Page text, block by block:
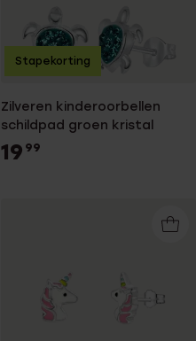
Zilveren kinderoorbellen
schildpad groen kristal
19 99
Stapekorting